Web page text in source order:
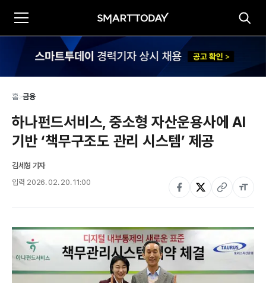
홈>금융
하나펀드서비스, 중소형 자산운용사에 AI
기반 ‘책무구조도 관리 시스템’ 제공
김세형 기자
입력 2026. 02. 20. 11:00